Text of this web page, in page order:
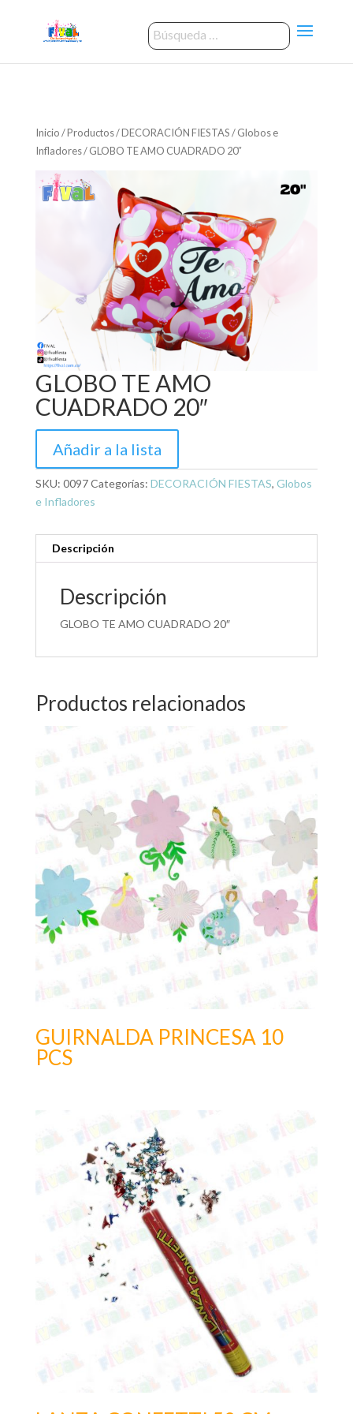
Inicio/Productos/DECORACIÓN FIESTAS/Globos e
Infladores/ GLOBO TE AMO CUADRADO 20″
GLOBO TE AMO
CUADRADO 20″
Añadir a la lista
SKU: 0097Categorías: DECORACIÓN FIESTAS, Globos
e Infladores
Descripción
Descripción
GLOBO TE AMO CUADRADO 20″
Productos relacionados
GUIRNALDA PRINCESA 10
PCS